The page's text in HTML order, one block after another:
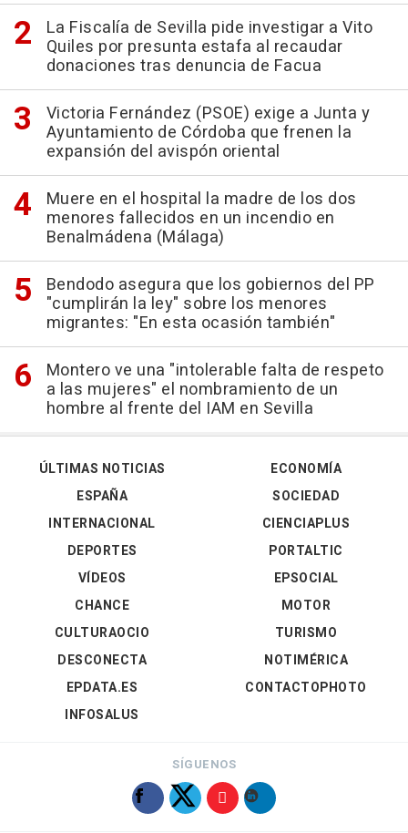
La Fiscalía de Sevilla pide investigar a Vito
Quiles por presunta estafa al recaudar
donaciones tras denuncia de Facua
Victoria Fernández (PSOE) exige a Junta y
Ayuntamiento de Córdoba que frenen la
expansión del avispón oriental
Muere en el hospital la madre de los dos
menores fallecidos en un incendio en
Benalmádena (Málaga)
Bendodo asegura que los gobiernos del PP
"cumplirán la ley" sobre los menores
migrantes: "En esta ocasión también"
Montero ve una "intolerable falta de respeto
a las mujeres" el nombramiento de un
hombre al frente del IAM en Sevilla
ÚLTIMAS NOTICIAS
ESPAÑA
INTERNACIONAL
DEPORTES
VÍDEOS
ECONOMÍA
SOCIEDAD
CIENCIAPLUS
PORTALTIC
EPSOCIAL
CHANCE
CULTURAOCIO
DESCONECTA
EPDATA.ES
INFOSALUS
MOTOR
TURISMO
NOTIMÉRICA
CONTACTOPHOTO
SÍGUENOS